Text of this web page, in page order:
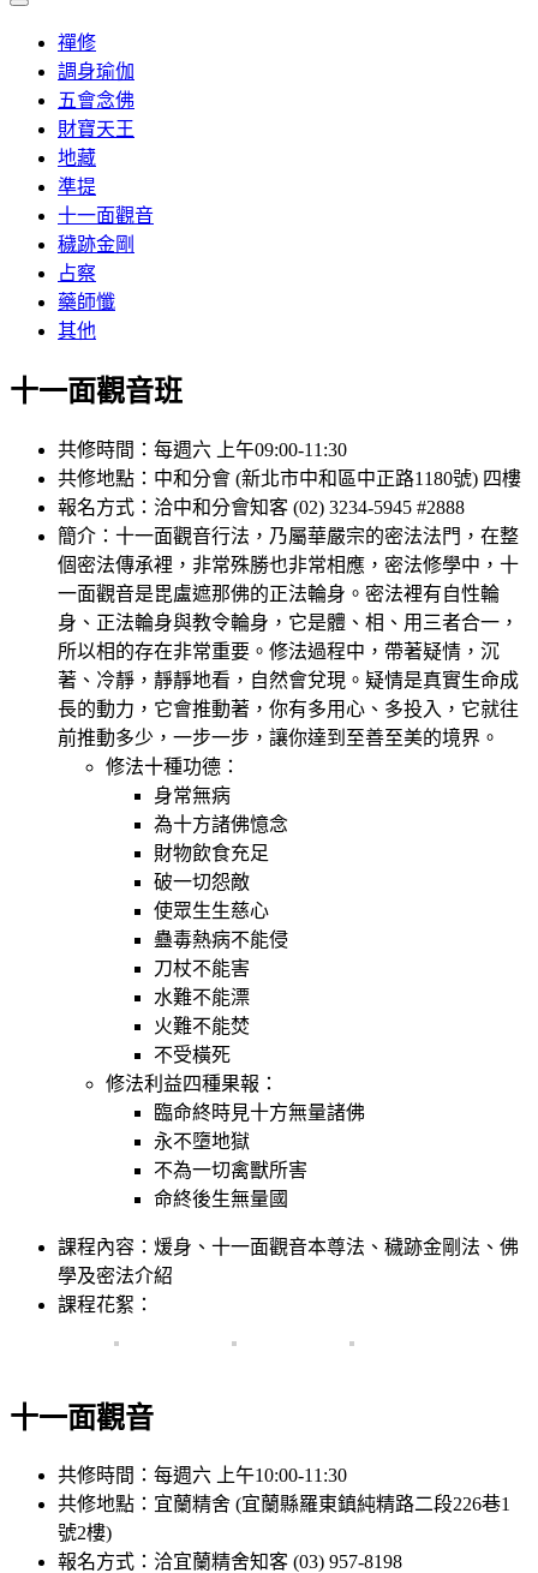
Toggle
禪修
調身瑜伽
五會念佛
財寶天王
地藏
準提
十一面觀音
穢跡金剛
占察
藥師懺
其他
十一面觀音班
共修時間：每週六 上午09:00-11:30
共修地點：中和分會 (新北市中和區中正路1180號) 四樓
報名方式：洽中和分會知客 (02) 3234-5945 #2888
簡介：十一面觀音行法，乃屬華嚴宗的密法法門，在整
個密法傳承裡，非常殊勝也非常相應，密法修學中，十
一面觀音是毘盧遮那佛的正法輪身。密法裡有自性輪
身、正法輪身與教令輪身，它是體、相、用三者合一，
所以相的存在非常重要。修法過程中，帶著疑情，沉
著、冷靜，靜靜地看，自然會兌現。疑情是真實生命成
長的動力，它會推動著，你有多用心、多投入，它就往
前推動多少，一步一步，讓你達到至善至美的境界。
修法十種功德：
身常無病
為十方諸佛憶念
財物飲食充足
破一切怨敵
使眾生生慈心
蠱毒熱病不能侵
刀杖不能害
水難不能漂
火難不能焚
不受橫死
修法利益四種果報：
臨命終時見十方無量諸佛
永不墮地獄
不為一切禽獸所害
命終後生無量國
課程內容：煖身、十一面觀音本尊法、穢跡金剛法、佛
學及密法介紹
課程花絮：
十一面觀音
共修時間：每週六 上午10:00-11:30
共修地點：宜蘭精舍 (宜蘭縣羅東鎮純精路二段226巷1
號2樓)
報名方式：洽宜蘭精舍知客 (03) 957-8198